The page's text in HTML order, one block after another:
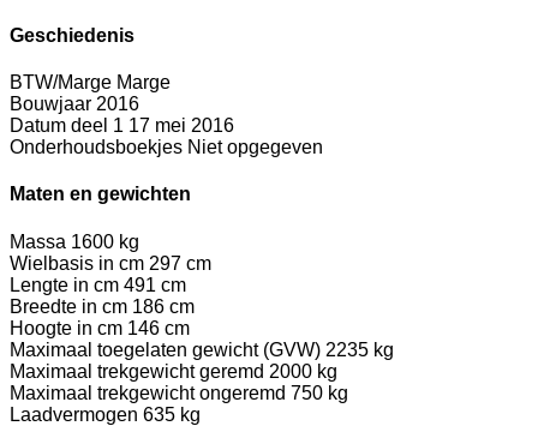
Geschiedenis
BTW/Marge Marge
Bouwjaar 2016
Datum deel 1 17 mei 2016
Onderhoudsboekjes Niet opgegeven
Maten en gewichten
Massa 1600 kg
Wielbasis in cm 297 cm
Lengte in cm 491 cm
Breedte in cm 186 cm
Hoogte in cm 146 cm
Maximaal toegelaten gewicht (GVW) 2235 kg
Maximaal trekgewicht geremd 2000 kg
Maximaal trekgewicht ongeremd 750 kg
Laadvermogen 635 kg